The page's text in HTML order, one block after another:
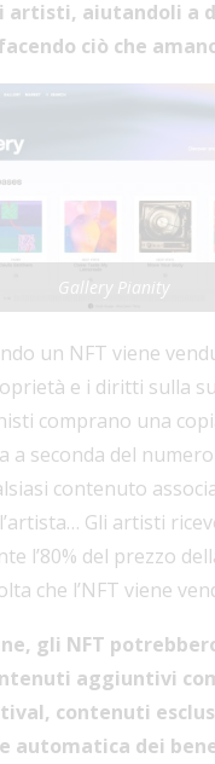
artisti, aiutandoli a
ciò che
Gallery Pianity
un NFT viene
e i diritti sulla
comprano una
a seconda del
contenuto
Gli artisti
l’80% del prezzo
che l’NFT viene
gli NFT
aggiuntivi
contenuti
automatica dei